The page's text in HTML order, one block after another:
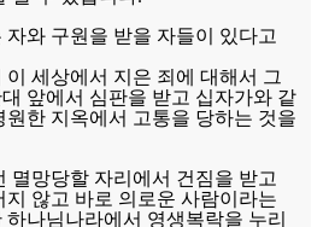
와 구원을 받을 자들이 있다고
세상에서 지은 죄에 대해서 그
앞에서 심판을 받고 십자가와 같
원한 지옥에서 고통을 당하는 것을
멸망당할 자리에서 건짐을 받고
않고 바로 의로운 사람이라는
나님나라에서 영생복락을 누리